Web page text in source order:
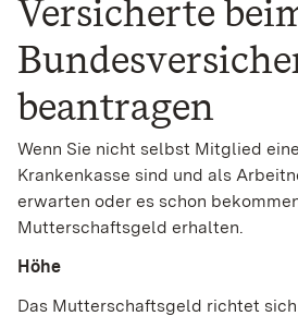
Versicherte
beantragen
Wenn Sie nicht selbst Mitglied
Krankenkasse sind und als
erwarten oder es schon
Mutterschaftsgeld erhalten.
Höhe
Das Mutterschaftsgeld richtet